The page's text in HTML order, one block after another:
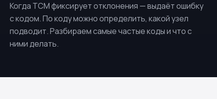
Когда TCM фиксирует отклонения — выдаёт ошибку
с кодом. По коду можно определить, какой узел
подводит. Разбираем самые частые коды и что с
ними делать.